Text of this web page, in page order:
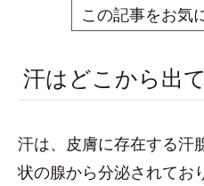
この記事をお気
汗はどこから出
汗は、皮膚に存在する汗
状の腺から分泌されてお